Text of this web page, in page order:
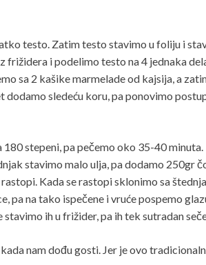
testo. Zatim testo stavimo u foliju i
frižidera i podelimo testo na 4 jednaka
sa 2 kašike marmelade od kajsija, a
dodamo sledeću koru, pa ponovimo
stepeni, pa pečemo oko 35-40
stavimo malo ulja, pa dodamo 250gr
Kada se rastopi sklonimo sa
pa na tako ispečene i vruće pospemo
ih u frižider, pa ih tek sutradan
nam dođu gosti. Jer je ovo